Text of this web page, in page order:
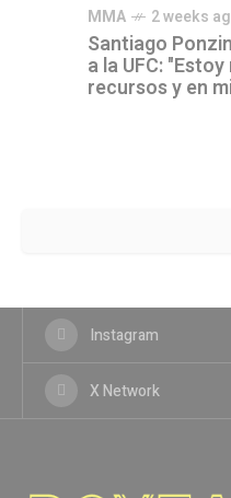
MMA 2 weeks
Santiago
a la UFC:
recursos y en
Instagram
X Network